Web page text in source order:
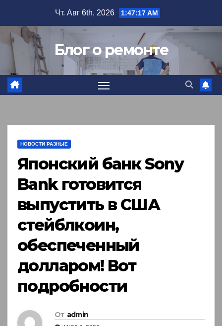
содержимому
Чт. Авг 6th, 2026 1:47:18 AM
Блог о ремонте
НОВОСТИ РАЗНЫЕ
Японский банк Sony
Bank готовится
выпустить в США
стейблкоин,
обеспеченный
долларом! Вот
подробности
От admin